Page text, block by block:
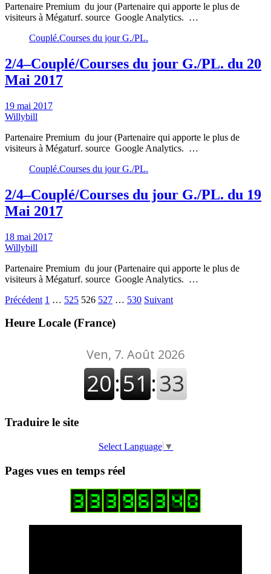
Partenaire Premium du jour (Partenaire qui apporte le plus de
visiteurs à Mégaturf. source Google Analytics. …
Couplé.Courses du jour G./PL.
2/4–Couplé/Courses du jour G./PL. du 20
Mai 2017
19 mai 2017
Willybill
Partenaire Premium du jour (Partenaire qui apporte le plus de
visiteurs à Mégaturf. source Google Analytics. …
Couplé.Courses du jour G./PL.
2/4–Couplé/Courses du jour G./PL. du 19
Mai 2017
18 mai 2017
Willybill
Partenaire Premium du jour (Partenaire qui apporte le plus de
visiteurs à Mégaturf. source Google Analytics. …
Pagination
des
publications
Précédent 1 … 525 526 527 … 530 Suivant
Heure Locale (France)
Traduire le site
Select Language ▼
Pages vues en temps réel